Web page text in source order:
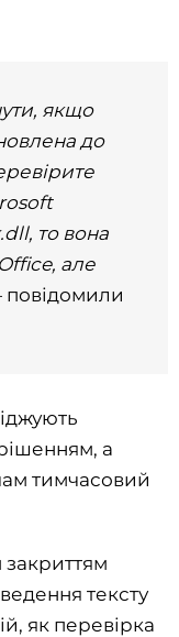
якщо
до
то вона
але
а
тимчасовий
закриттям
тексту
як перевірка